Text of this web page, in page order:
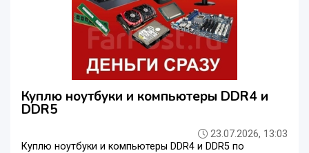
Куплю ноутбуки и компьютеры DDR4 и
DDR5
23.07.2026, 13:03
Куплю ноутбуки и компьютеры DDR4 и DDR5 по